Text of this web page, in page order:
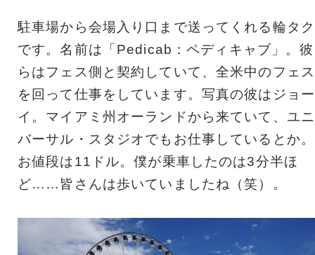
駐車場から会場入り口まで送ってくれる輪タク
です。名前は「Pedicab：ペディキャブ」。彼
らはフェス側と契約していて、全米中のフェス
を回って仕事をしています。写真の彼はジョー
イ。マイアミ州オーランドから来ていて、ユニ
バーサル・スタジオでもお仕事しているとか。
お値段は11ドル。僕が乗車したのは3分半ほ
ど……皆さんは歩いていましたね（笑）。